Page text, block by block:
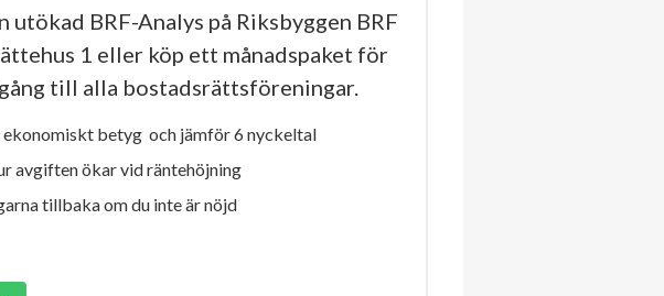
utökad BRF-Analys på Riksbyggen BRF
1 eller köp ett månadspaket för
till alla bostadsrättsföreningar.
ekonomiskt betyg och jämför 6 nyckeltal
avgiften ökar vid räntehöjning
tillbaka om du inte är nöjd